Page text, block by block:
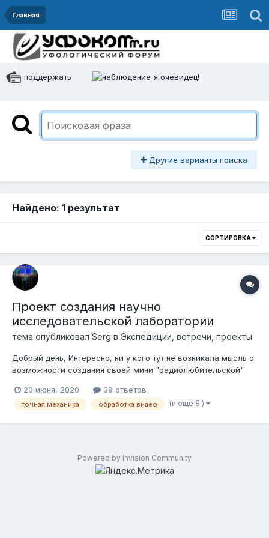
Главная
поддержать я очевидец!
Другие варианты поиска
Найдено: 1 результат
СОРТИРОВКА
Проект создания научно
исследовательской лаборатории
тема опубликовал Serg в Экспедиции, встречи, проекты
Добрый день, Интересно, ни у кого тут не возникала мысль о
возможности создания своей мини "радиолюбительской"
на свои средства покупают участок земли и делают на ней
что то похожее полноценную ЛАБу из тех, что мы видим на
20 июня, 2020 38 ответов
точная механика обработка видео (и ещё 8 )
Powered by Invision Community